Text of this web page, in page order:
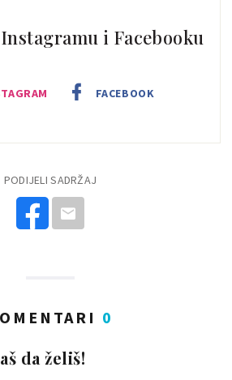
i Facebooku
FACEBOOK
PODIJELI SADRŽAJ
0
da želiš!